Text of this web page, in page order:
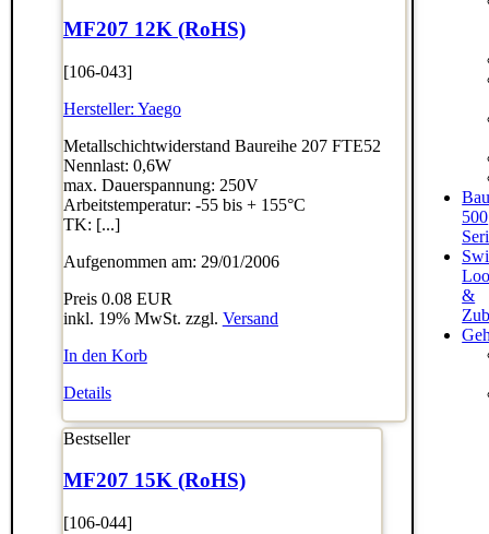
MF207 12K (RoHS)
[106-043]
Hersteller: Yaego
Metallschichtwiderstand Baureihe 207 FTE52
Nennlast: 0,6W
max. Dauerspannung: 250V
Arbeitstemperatur: -55 bis + 155°C
TK: [...]
Aufgenommen am: 29/01/2006
Preis 0.08 EUR
inkl. 19% MwSt. zzgl. Versand
In den Korb
Details
Bestseller
MF207 15K (RoHS)
[106-044]
500
&